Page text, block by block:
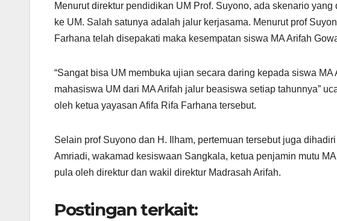
Menurut direktur pendidikan UM Prof. Suyono, ada skenario
ke UM. Salah satunya adalah jalur kerjasama. Menurut prof
Farhana telah disepakati maka kesempatan siswa MA Arifah
“Sangat bisa UM membuka ujian secara daring kepada siswa
mahasiswa UM dari MA Arifah jalur beasiswa setiap tahunnya”
oleh ketua yayasan Afifa Rifa Farhana tersebut.
Selain prof Suyono dan H. Ilham, pertemuan tersebut juga
Amriadi, wakamad kesiswaan Sangkala, ketua penjamin mutu
pula oleh direktur dan wakil direktur Madrasah Arifah.
Postingan terkait: